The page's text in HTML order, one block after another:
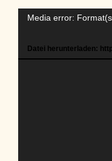
Video-
Media error:
Datei herunterladen: